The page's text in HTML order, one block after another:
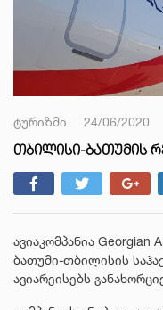
ტურიზმი 24/06/2020
ᲗᲑᲘᲚᲘᲡᲘ-ᲑᲐᲗᲣᲛᲘᲡ
ავიაკომპანია Georgian
ბათუმი-თბილისის
ავიარეისებს